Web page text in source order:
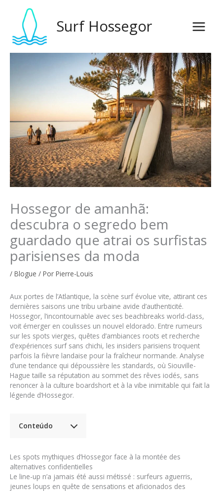
conteúdo
Surf Hossegor
Hossegor de amanhã:
descubra o segredo bem
guardado que atrai os surfistas
parisienses da moda
/ Blogue / Por Pierre-Louis
Aux portes de l’Atlantique, la scène surf évolue vite, attirant ces
dernières saisons une tribu urbaine avide d’authenticité.
Hossegor, l’incontournable avec ses beachbreaks world-class,
voit émerger en coulisses un nouvel eldorado. Entre rumeurs
sur les spots vierges, quêtes d’ambiances roots et recherche
d’expériences surf sans chichi, les insiders parisiens troquent
parfois la fièvre landaise pour la fraîcheur normande. Analyse
d’une tendance qui dépoussière les standards, où Siouville-
Hague taille sa réputation au sommet des rêves iodés, sans
renoncer à la culture boardshort et à la vibe inimitable qui fait la
légende d’Hossegor.
Conteúdo
Les spots mythiques d’Hossegor face à la montée des
alternatives confidentielles
Le line-up n’a jamais été aussi métissé : surfeurs aguerris,
jeunes loups en quête de sensations et aficionados des